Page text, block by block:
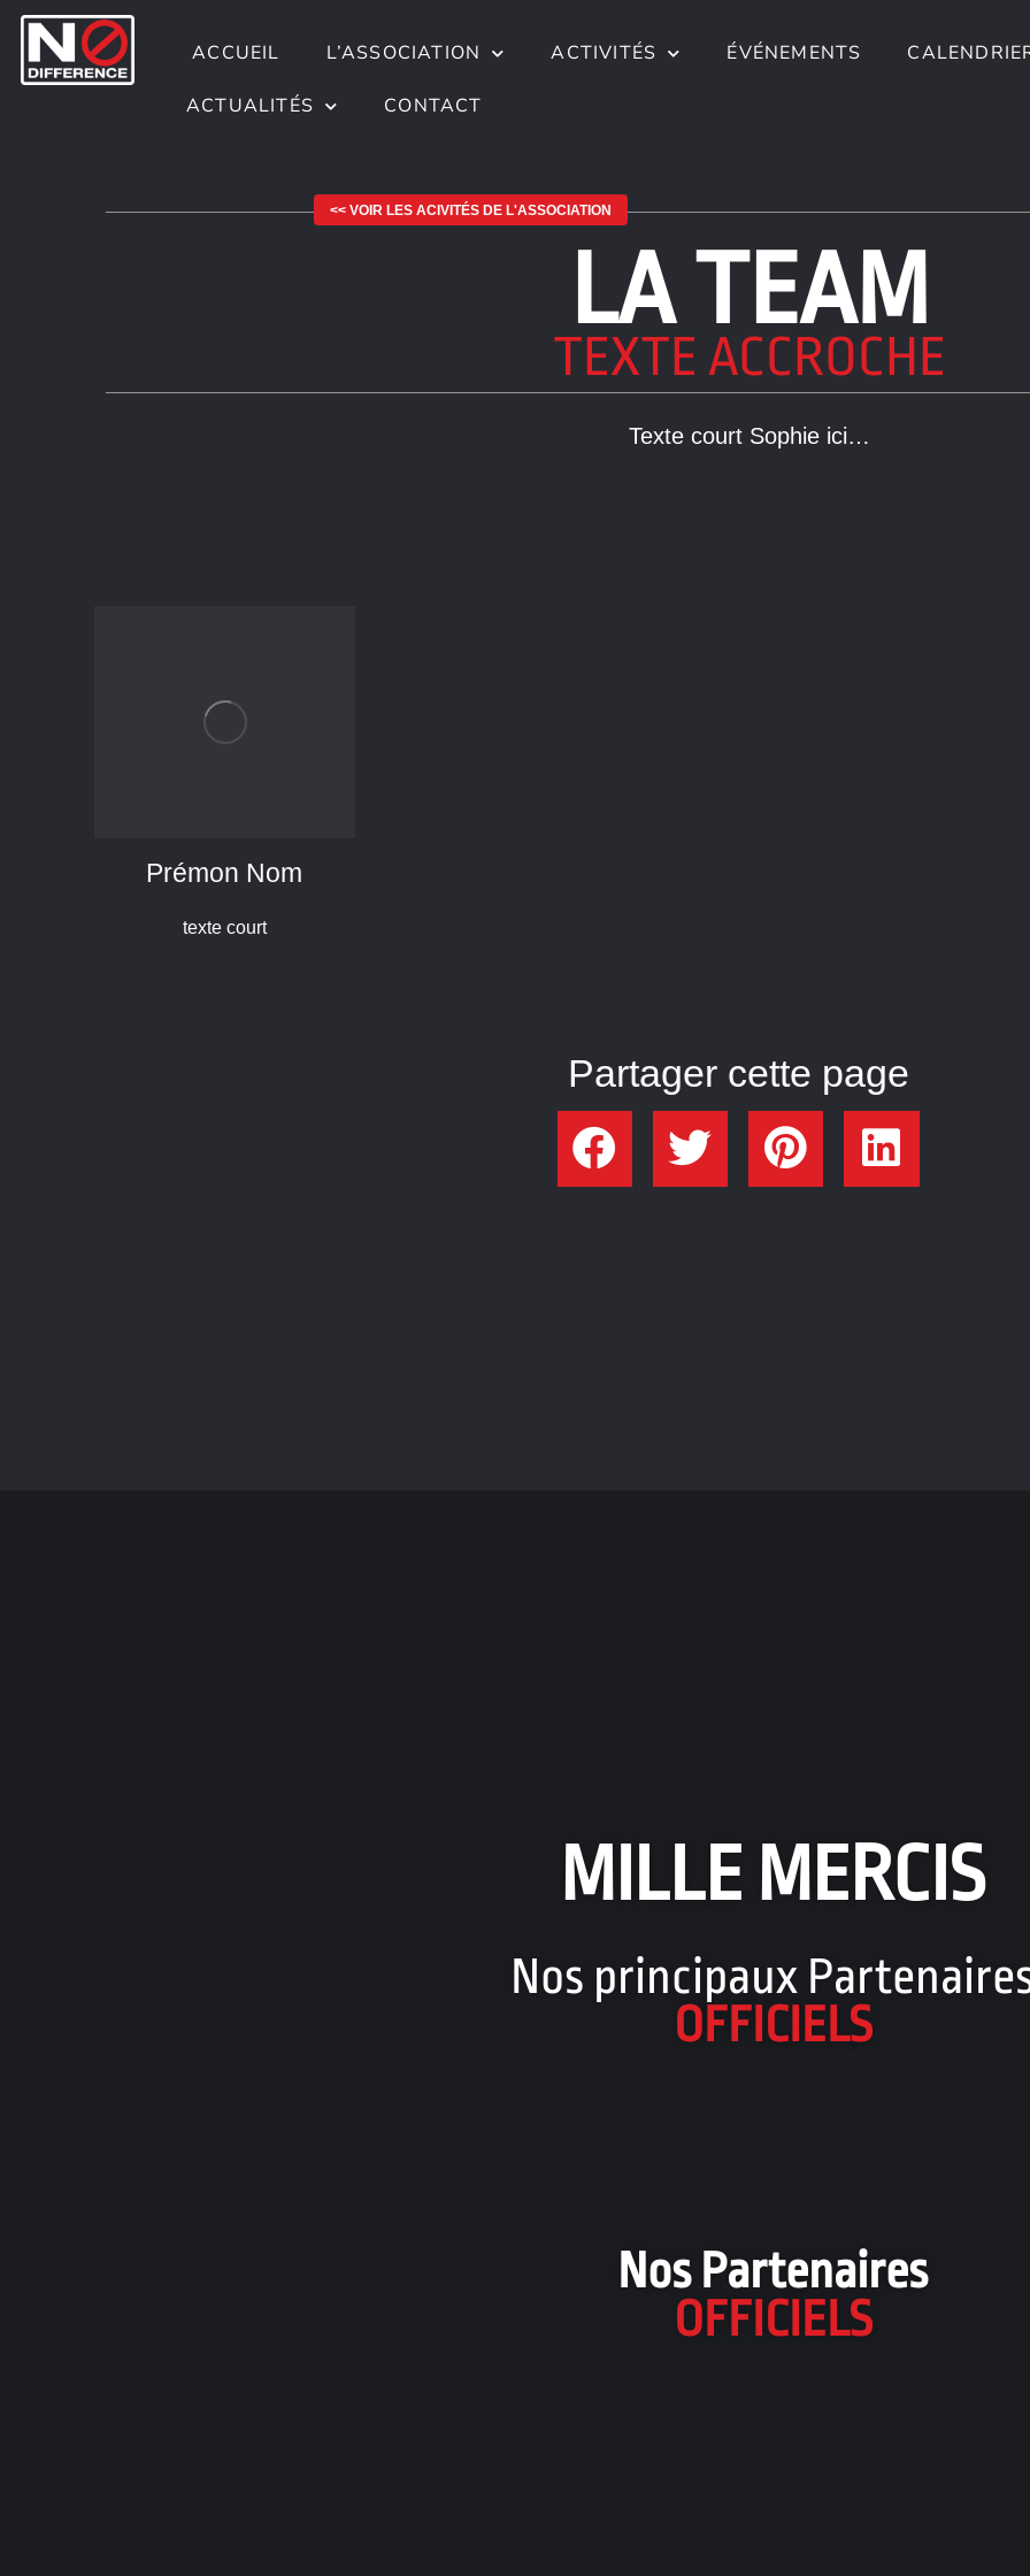
ACCUEIL L’ASSOCIATION ACTIVITÉS ÉVÉNEMENTS
ACTUALITÉS CONTACT
<< VOIR LES ACIVITÉS DE L'ASSOCIATION
LA TEAM
TEXTE ACCROCHE
Texte court Sophie ici…
Prémon Nom
texte court
Partager cette page
MILLE MERCIS
Nos principaux
OFFICIELS
Nos Partenaires
OFFICIELS